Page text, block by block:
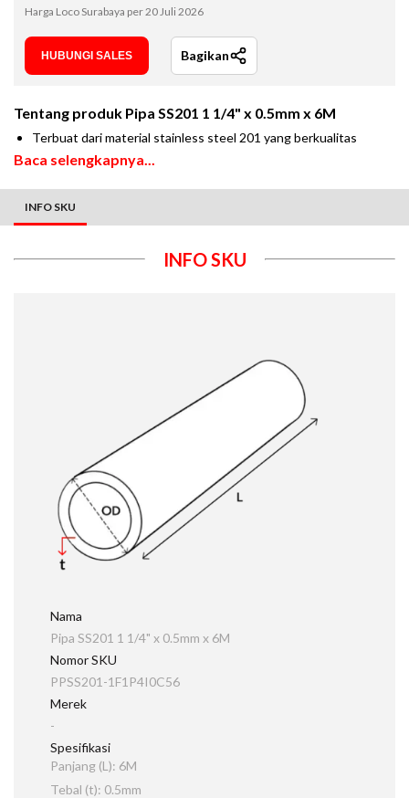
Harga Loco Surabaya per20 Juli 2026
HUBUNGI SALES Bagikan
Tentang produk Pipa SS201 1 1/4" x 0.5mm x 6M
Terbuat dari material stainless steel 201 yang berkualitas
Baca selengkapnya...
INFO SKU
INFO SKU
Nama
Pipa SS201 1 1/4" x 0.5mm x 6M
Nomor SKU
PPSS201-1F1P4I0C56
Merek
-
Spesifikasi
Panjang (L): 6M
Tebal (t): 0.5mm